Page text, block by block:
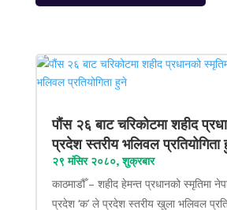
पौंस २६ बाट चरिकोटमा शहीद
प्रदेश स्तरीय भलिवल प्रतियोगिता
२९ मंसिर २०८०, शुक्रबार
काठमाडौँ – शहीद हेमन्त प्रधानको स्मृतिमा
प्रदेश ‘क’ ले प्रदेश स्तरीय खुला भलिवल